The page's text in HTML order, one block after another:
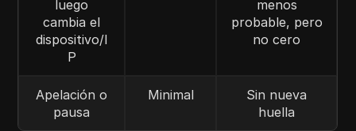
luego
cambia el
dispositivo/I
P
menos
probable, pero
no cero
Apelación o
pausa
Minimal
Sin nueva
huella